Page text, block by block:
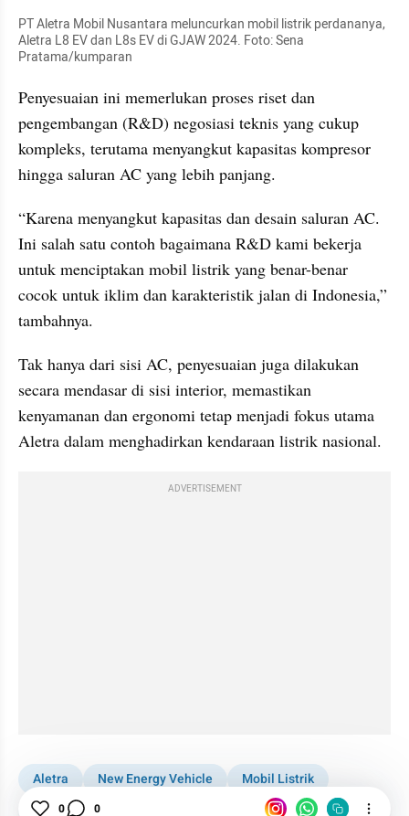
PT Aletra Mobil Nusantara meluncurkan mobil listrik perdananya,
Aletra L8 EV dan L8s EV di GJAW 2024. Foto: Sena
Pratama/kumparan
Penyesuaian ini memerlukan proses riset dan
pengembangan (R&D) negosiasi teknis yang cukup
kompleks, terutama menyangkut kapasitas kompresor
hingga saluran AC yang lebih panjang.
“Karena menyangkut kapasitas dan desain saluran AC.
Ini salah satu contoh bagaimana R&D kami bekerja
untuk menciptakan mobil listrik yang benar-benar
cocok untuk iklim dan karakteristik jalan di Indonesia,”
tambahnya.
Tak hanya dari sisi AC, penyesuaian juga dilakukan
secara mendasar di sisi interior, memastikan
kenyamanan dan ergonomi tetap menjadi fokus utama
Aletra dalam menghadirkan kendaraan listrik nasional.
ADVERTISEMENT
Aletra New Energy Vehicle
Mobil Listrik
China
0 0